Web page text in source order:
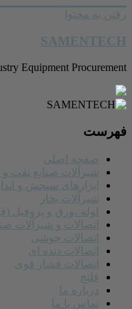
رفتن به محتوا
SAMENTECH
Equipment Procurement
فهرست
صفحه اصلی
شیرآلات صنایع نفت و
ابزارهای سنجش و
شیرآلات بخار
لوله ،ورق و پروفیل
اتصالات و شیرآلات
اتصالات جوشی
اتصالات دنده ای
اتصالات فشار قوی
فلنج
درباره ما
تماس با ما